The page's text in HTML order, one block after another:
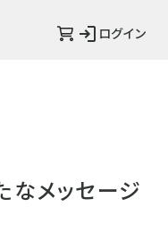
ログイン
メッセージ